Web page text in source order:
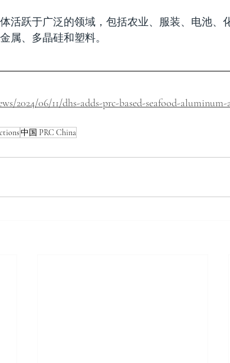
活跃于广泛的领域，包括农业、服装、电池、
属、多晶硅和塑料。
2024/06/11/dhs-adds-prc-based-seafood-
中国 PRC China